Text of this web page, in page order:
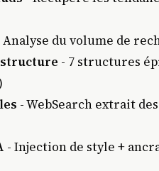
Analyse du volume de
- 7 structures
- WebSearch extrait
- Injection de style +